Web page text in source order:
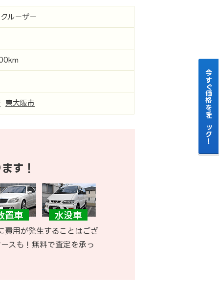
ルーザー
東大阪市
す！
費用が発生することはござ
スも！無料で査定を承っ
今すぐ価格をチェック！